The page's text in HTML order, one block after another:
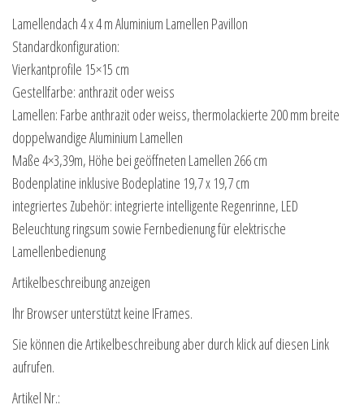
Lamellendach 4 x 4 m Aluminium Lamellen Pavillon
Standardkonfiguration:
Vierkantprofile 15×15 cm
Gestellfarbe: anthrazit oder weiss
Lamellen: Farbe anthrazit oder weiss, thermolackierte 200 mm breite
doppelwandige Aluminium Lamellen
Maße 4×3,39m, Höhe bei geöffneten Lamellen 266 cm
Bodenplatine inklusive Bodeplatine 19,7 x 19,7 cm
integriertes Zubehör: integrierte intelligente Regenrinne, LED
Beleuchtung ringsum sowie Fernbedienung für elektrische
Lamellenbedienung
Artikelbeschreibung anzeigen
Ihr Browser unterstützt keine IFrames.
Sie können die Artikelbeschreibung aber durch klick auf diesen Link
aufrufen.
Artikel Nr.: